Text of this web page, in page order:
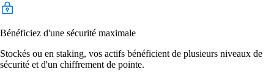
Bénéficiez d'une sécurité maximale
Stockés ou en staking, vos actifs bénéficient de plusieurs niveaux de
sécurité et d'un chiffrement de pointe.